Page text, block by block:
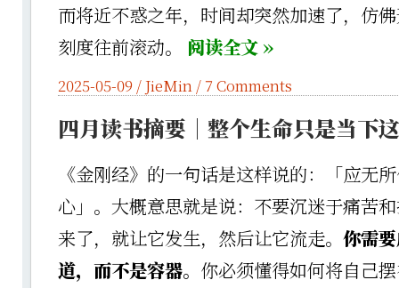
而将近不惑之年，时间却突然加速了，仿
刻度往前滚动。 阅读全文 »
2025-05-09 /JieMin / 7 Comments
四月读书摘要｜整个生命只是当下
《金刚经》的一句话是这样说的：「应无
心」。大概意思就是说：不要沉迷于痛苦
来了，就让它发生，然后让它流走。 你需
道，而不是容器。 你必须懂得如何将自己